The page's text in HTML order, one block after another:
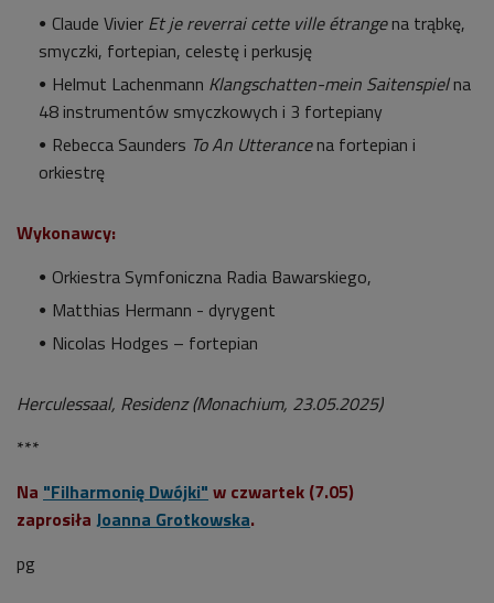
Claude Vivier Et je reverrai cette ville étrangena trąbkę,
smyczki, fortepian, celestę i perkusję
Helmut Lachenmann Klangschatten-mein Saitenspielna
48 instrumentów smyczkowych i 3 fortepiany
Rebecca Saunders To An Utterancena fortepian i
orkiestrę
Wykonawcy:
Orkiestra Symfoniczna Radia Bawarskiego,
Matthias Hermann - dyrygent
Nicolas Hodges – fortepian
Herculessaal, Residenz (Monachium, 23.05.2025)
***
Na "Filharmonię Dwójki" w czwartek (7.05)
zaprosiła Joanna Grotkowska.
pg